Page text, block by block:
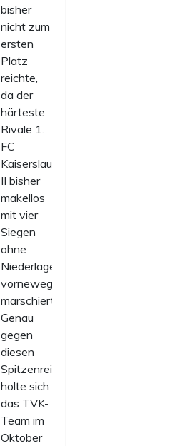
bisher
nicht zum
ersten
Platz
reichte,
da der
härteste
Rivale 1.
FC
Kaiserslautern
II bisher
makellos
mit vier
Siegen
ohne
Niederlage
vorneweg
marschiert.
Genau
gegen
diesen
Spitzenreiter
holte sich
das TVK-
Team im
Oktober